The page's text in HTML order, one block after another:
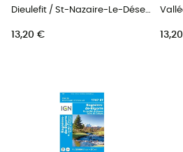
Dieulefit / St-Nazaire-Le-Désert / Forêt De Saou - Carte topographique
13,20 €